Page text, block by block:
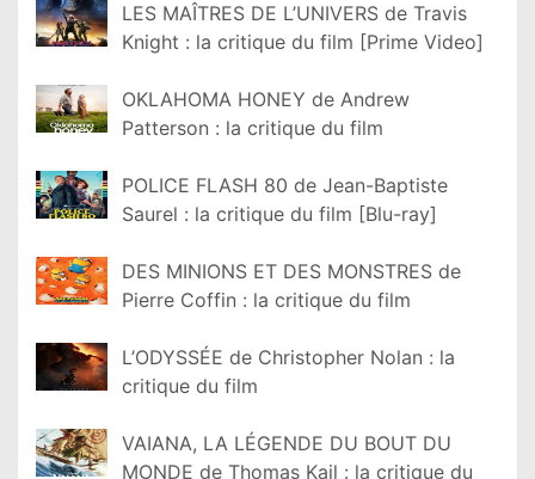
LES MAÎTRES DE L’UNIVERS de Travis
Knight : la critique du film [Prime Video]
OKLAHOMA HONEY de Andrew
Patterson : la critique du film
POLICE FLASH 80 de Jean-Baptiste
Saurel : la critique du film [Blu-ray]
DES MINIONS ET DES MONSTRES de
Pierre Coffin : la critique du film
L’ODYSSÉE de Christopher Nolan : la
critique du film
VAIANA, LA LÉGENDE DU BOUT DU
MONDE de Thomas Kail : la critique du